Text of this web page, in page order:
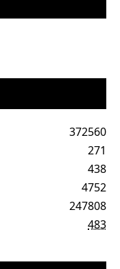
372560
271
438
4752
247808
483